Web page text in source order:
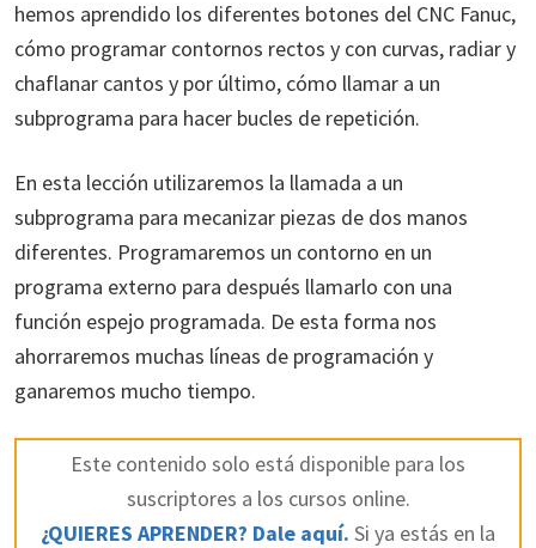
hemos aprendido los diferentes botones del CNC Fanuc,
cómo programar contornos rectos y con curvas, radiar y
chaflanar cantos y por último, cómo llamar a un
subprograma para hacer bucles de repetición.
En esta lección utilizaremos la llamada a un
subprograma para mecanizar piezas de dos manos
diferentes. Programaremos un contorno en un
programa externo para después llamarlo con una
función espejo programada. De esta forma nos
ahorraremos muchas líneas de programación y
ganaremos mucho tiempo.
Este contenido solo está disponible para los
suscriptores a los cursos online.
¿QUIERES APRENDER? Dale aquí. Si ya estás en la